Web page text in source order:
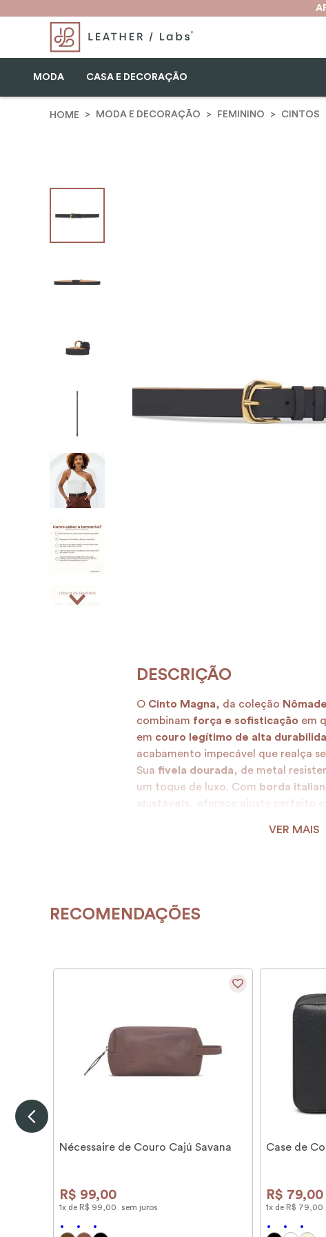
MODA CASA E DECORAÇÃO
MODA E DECORAÇÃO FEMININO CINTOS
O Cinto Magna, da coleção Nômade
combinam força e sofisticação em
em couro legítimo de alta
acabamento impecável que realça
Sua fivela dourada, de metal
um toque de luxo. Com borda
ajustáveis
, oferece ajuste perfeito
Mais do que um acessório, oCinto
VER MAIS
RECOMENDAÇÕES
Nécessaire de Couro Cajú Savana
R$ 99,00
1x de R$ 99 00 sem juros
Case de
R$ 79,00
1x de R$ 79 00